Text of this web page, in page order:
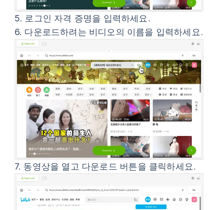
5. 로그인 자격 증명을 입력하세요.
6. 다운로드하려는 비디오의 이름을 입력하세요.
7. 동영상을 열고 다운로드 버튼을 클릭하세요.